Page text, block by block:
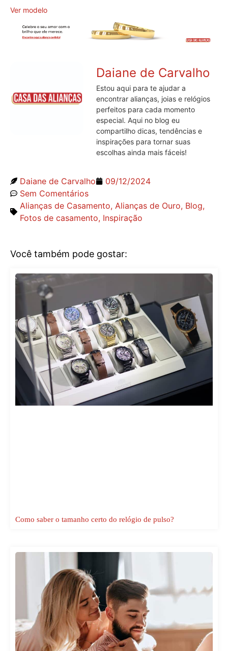
Ver modelo
Daiane de Carvalho
Estou aqui para te ajudar a
encontrar alianças, joias e relógios
perfeitos para cada momento
especial. Aqui no blog eu
compartilho dicas, tendências e
inspirações para tornar suas
escolhas ainda mais fáceis!
Daiane de Carvalho
09/12/2024
Sem Comentários
Alianças de Casamento, Alianças de Ouro, Blog,
Fotos de casamento, Inspiração
Você também pode gostar:
Como saber o tamanho certo do relógio de pulso?